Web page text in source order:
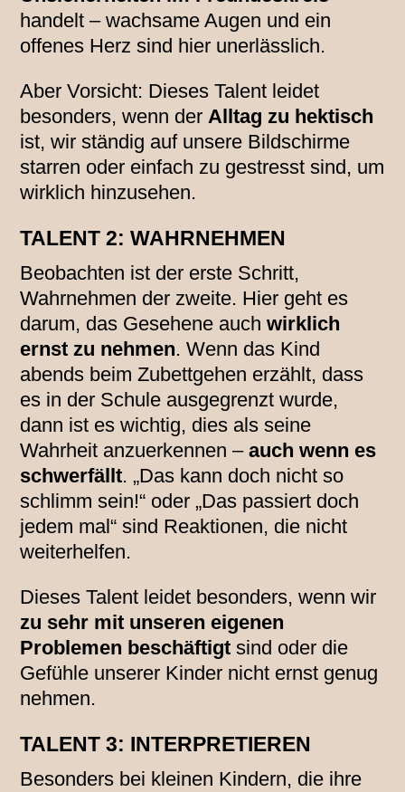
handelt – wachsame Augen und ein
offenes Herz sind hier unerlässlich.
Aber Vorsicht: Dieses Talent leidet
besonders, wenn derAlltag zu hektisch
ist, wir ständig auf unsere Bildschirme
starren oder einfach zu gestresst sind, um
wirklich hinzusehen.
TALENT 2: WAHRNEHMEN
Beobachten ist der erste Schritt,
Wahrnehmen der zweite. Hier geht es
darum, das Gesehene auchwirklich
ernst zu nehmen. Wenn das Kind
abends beim Zubettgehen erzählt, dass
es in der Schule ausgegrenzt wurde,
dann ist es wichtig, dies als seine
Wahrheit anzuerkennen –auch wenn es
schwerfällt. „Das kann doch nicht so
schlimm sein!“ oder „Das passiert doch
jedem mal“ sind Reaktionen, die nicht
weiterhelfen.
Dieses Talent leidet besonders, wenn wir
zu sehr mit unseren eigenen
Problemen beschäftigt sind oder die
Gefühle unserer Kinder nicht ernst genug
nehmen.
TALENT 3: INTERPRETIEREN
Besonders bei kleinen Kindern, die ihre